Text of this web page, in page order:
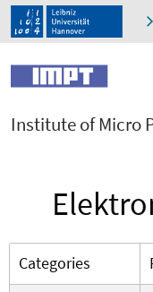
Institute of Micro
Categories